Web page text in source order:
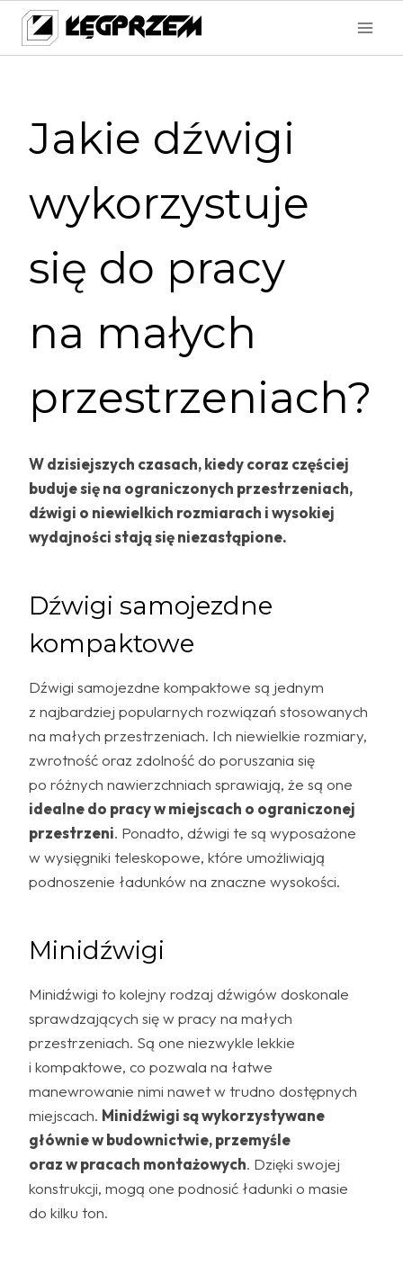
Przejdź
treści
Jakie dźwigi
wykorzystuje
się do pracy
na małych
przestrzeniach?
W dzisiejszych czasach, kiedy coraz częściej
buduje się na ograniczonych przestrzeniach,
dźwigi o niewielkich rozmiarach i wysokiej
wydajności stają się niezastąpione.
Dźwigi samojezdne
kompaktowe
Dźwigi samojezdne kompaktowe są jednym
z najbardziej popularnych rozwiązań stosowanych
na małych przestrzeniach. Ich niewielkie rozmiary,
zwrotność oraz zdolność do poruszania się
po różnych nawierzchniach sprawiają, że są one
idealne do pracy w miejscach o ograniczonej
przestrzeni. Ponadto, dźwigi te są wyposażone
w wysięgniki teleskopowe, które umożliwiają
podnoszenie ładunków na znaczne wysokości.
Minidźwigi
Minidźwigi to kolejny rodzaj dźwigów doskonale
sprawdzających się w pracy na małych
przestrzeniach. Są one niezwykle lekkie
i kompaktowe, co pozwala na łatwe
manewrowanie nimi nawet w trudno dostępnych
miejscach. Minidźwigi są wykorzystywane
głównie w budownictwie, przemyśle
oraz w pracach montażowych. Dzięki swojej
konstrukcji, mogą one podnosić ładunki o masie
do kilku ton.